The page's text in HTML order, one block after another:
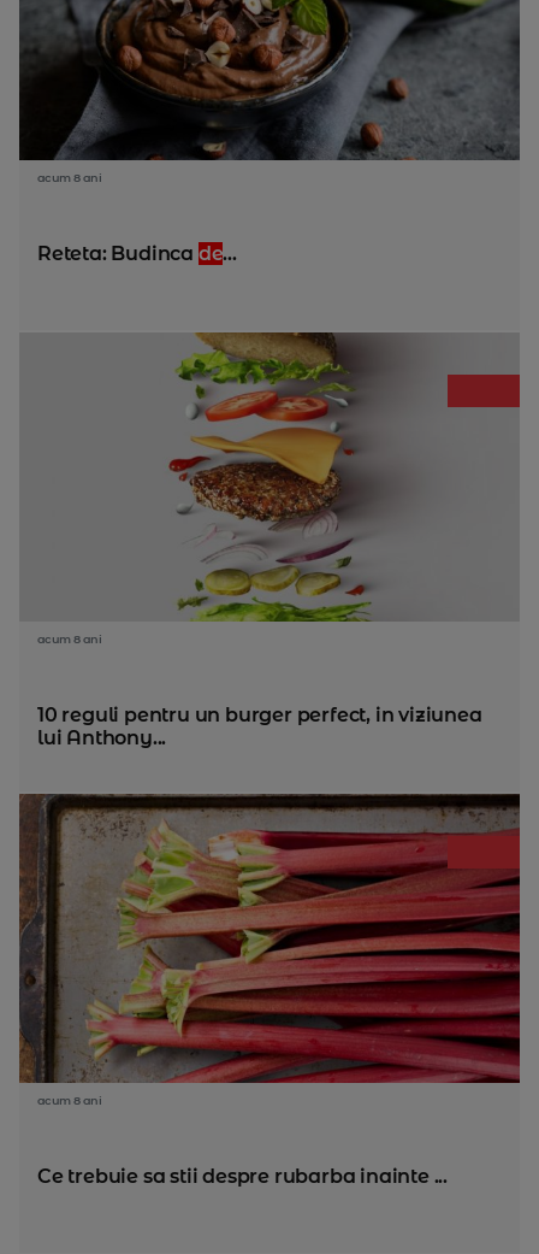
acum 8 ani
Reteta: Budinca de...
acum 8 ani
10 reguli pentru un burger perfect, in viziunea
lui Anthony...
acum 8 ani
Ce trebuie sa stii despre rubarba inainte ...